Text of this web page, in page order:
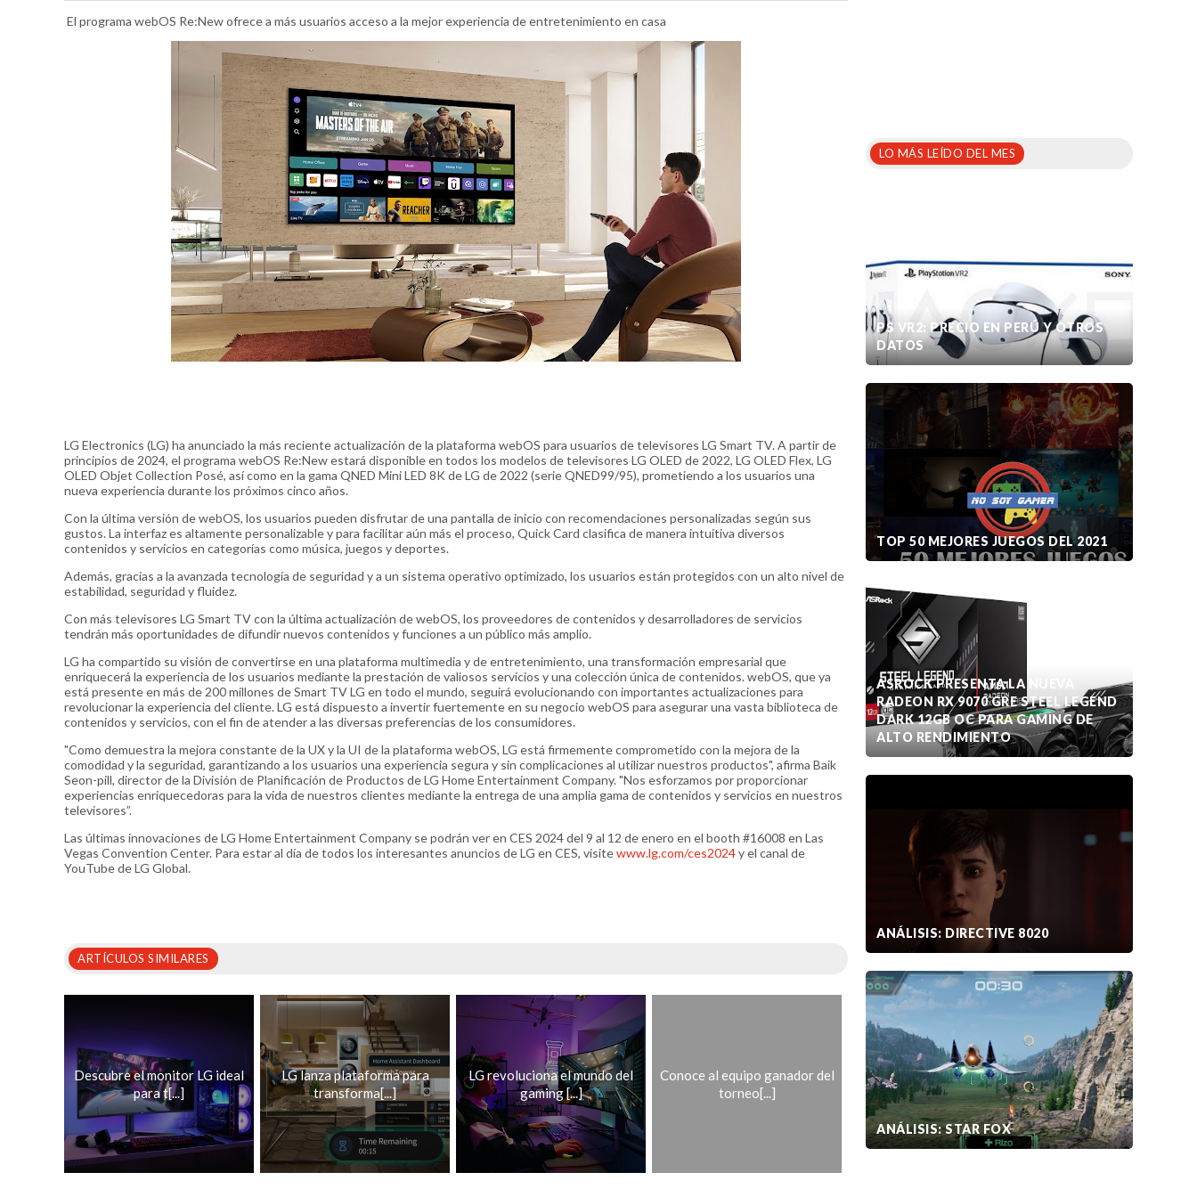
El programa webOS Re:New ofrece a más usuarios acceso a la mejor experiencia de entretenimiento en casa
LG Electronics (LG) ha anunciado la más reciente actualización de la plataforma webOS para usuarios de televisores LG Smart TV. A partir de
principios de 2024, el programa webOS Re:New estará disponible en todos los modelos de televisores LG OLED de 2022, LG OLED Flex, LG
OLED Objet Collection Posé, así como en la gama QNED Mini LED 8K de LG de 2022 (serie QNED99/95), prometiendo a los usuarios una
nueva experiencia durante los próximos cinco años.
Con la última versión de webOS, los usuarios pueden disfrutar de una pantalla de inicio con recomendaciones personalizadas según sus
gustos. La interfaz es altamente personalizable y para facilitar aún más el proceso, Quick Card clasifica de manera intuitiva diversos
contenidos y servicios en categorías como música, juegos y deportes.
Además, gracias a la avanzada tecnología de seguridad y a un sistema operativo optimizado, los usuarios están protegidos con un alto nivel de
estabilidad, seguridad y fluidez.
Con más televisores LG Smart TV con la última actualización de webOS, los proveedores de contenidos y desarrolladores de servicios
tendrán más oportunidades de difundir nuevos contenidos y funciones a un público más amplio.
LG ha compartido su visión de convertirse en una plataforma multimedia y de entretenimiento, una transformación empresarial que
enriquecerá la experiencia de los usuarios mediante la prestación de valiosos servicios y una colección única de contenidos. webOS, que ya
está presente en más de 200 millones de Smart TV LG en todo el mundo, seguirá evolucionando con importantes actualizaciones para
revolucionar la experiencia del cliente. LG está dispuesto a invertir fuertemente en su negocio webOS para asegurar una vasta biblioteca de
contenidos y servicios, con el fin de atender a las diversas preferencias de los consumidores.
"Como demuestra la mejora constante de la UX y la UI de la plataforma webOS, LG está firmemente comprometido con la mejora de la
comodidad y la seguridad, garantizando a los usuarios una experiencia segura y sin complicaciones al utilizar nuestros productos", afirma Baik
Seon-pill, director de la División de Planificación de Productos de LG Home Entertainment Company. "Nos esforzamos por proporcionar
experiencias enriquecedoras para la vida de nuestros clientes mediante la entrega de una amplia gama de contenidos y servicios en nuestros
televisores”.
Las últimas innovaciones de LG Home Entertainment Company se podrán ver en CES 2024 del 9 al 12 de enero en el booth #16008 en Las
Vegas Convention Center. Para estar al día de todos los interesantes anuncios de LG en CES, visitewww.lg.com/ces2024y el canal de
YouTube de LG Global.
ARTÍCULOS SIMILARES
Descubre el monitor LG ideal
para t[...]
LG lanza plataforma para
transforma[...]
LG revoluciona el mundo del
gaming [...]
Conoce al equipo ganador del
torneo[...]
LO MÁS LEÍDO DEL MES
PS VR2: PRECIO EN PERÚ Y OTROS
DATOS
TOP 50 MEJORES JUEGOS DEL 2021
ASROCK PRESENTA LA NUEVA
RADEON RX 9070 GRE STEEL LEGEND
DARK 12GB OC PARA GAMING DE
ALTO RENDIMIENTO
ANÁLISIS: DIRECTIVE 8020
ANÁLISIS: STAR FOX